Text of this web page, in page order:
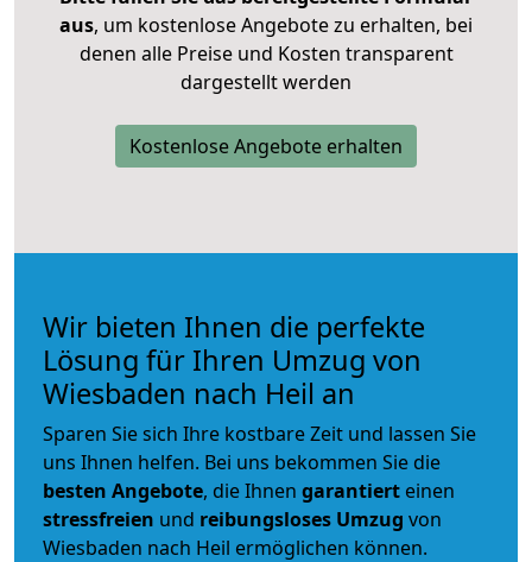
aus, um kostenlose Angebote zu erhalten, bei
denen alle Preise und Kosten transparent
dargestellt werden
Kostenlose Angebote erhalten
Wir bieten Ihnen die perfekte
Lösung für Ihren Umzug von
Wiesbaden nach Heil an
Sparen Sie sich Ihre kostbare Zeit und lassen Sie
uns Ihnen helfen. Bei uns bekommen Sie die
besten Angebote, die Ihnen garantiert einen
stressfreien und reibungsloses Umzug von
Wiesbaden nach Heil ermöglichen können.